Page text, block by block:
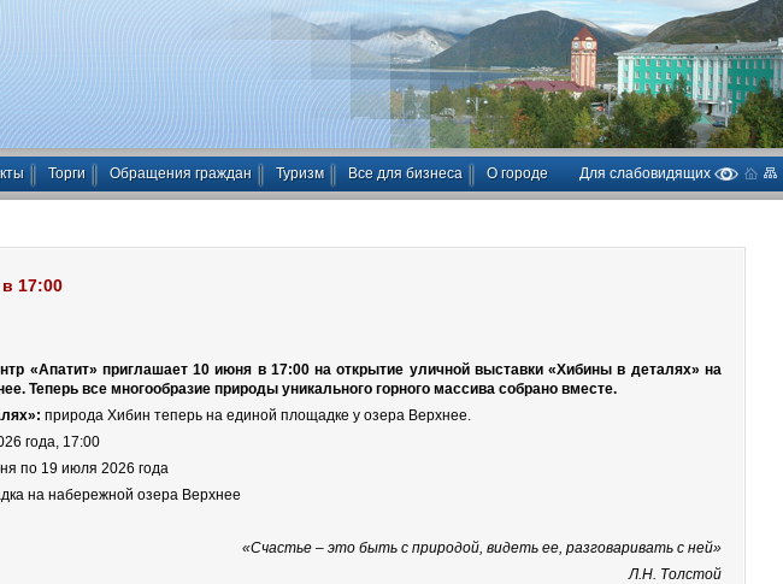
Торги Обращения граждан Туризм Все для бизнеса О городе Для слабовидящих
17:00
«Апатит» приглашает 10 июня в 17:00 на открытие уличной выставки «Хибины в деталях» на
Теперь все многообразие природы уникального горного массива собрано вместе.
природа Хибин теперь на единой площадке у озера Верхнее.
года, 17:00
по 19 июля 2026 года
на набережной озера Верхнее
«Счастье – это быть с природой, видеть ее, разговаривать с ней»
Л.Н. Толстой